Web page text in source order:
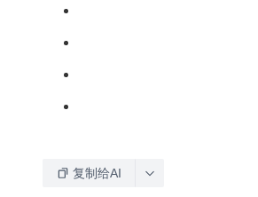
复制给AI